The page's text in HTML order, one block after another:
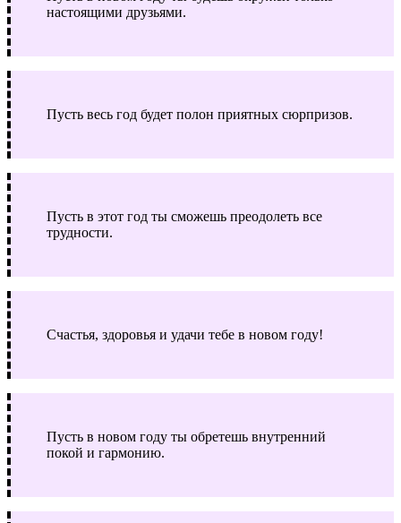
настоящими друзьями.
Пусть весь год будет полон приятных сюрпризов.
Пусть в этот год ты сможешь преодолеть все
трудности.
Счастья, здоровья и удачи тебе в новом году!
Пусть в новом году ты обретешь внутренний
покой и гармонию.